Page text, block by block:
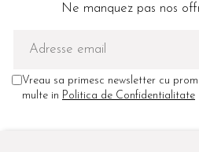
Ne manquez pas nos
Vreau sa primesc newsletter cu
multe in Politica de Confidentialitate